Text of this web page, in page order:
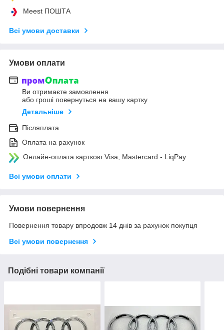
Meest ПОШТА
Всі умови доставки
Умови оплати
Ви отримаєте замовлення
або гроші повернуться на вашу картку
Детальніше
Післяплата
Оплата на рахунок
Онлайн-оплата карткою Visa, Mastercard - LiqPay
Всі умови оплати
Умови повернення
Повернення товару впродовж 14 днів за рахунок покупця
Всі умови повернення
Подібні товари компанії